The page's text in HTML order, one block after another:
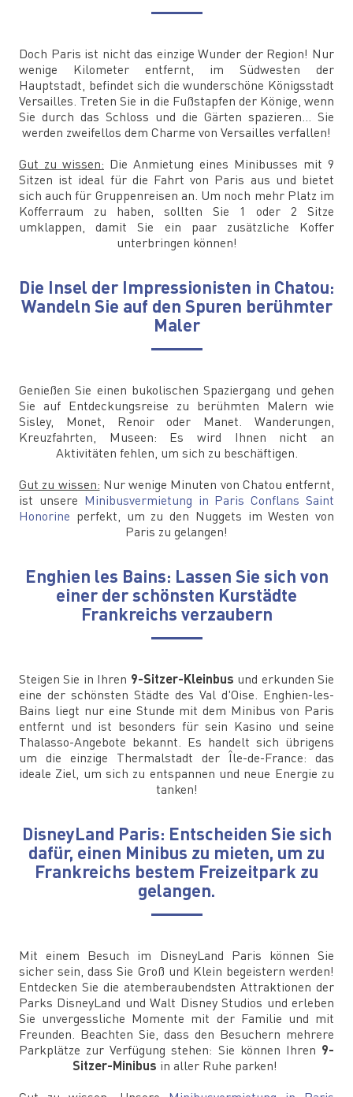
Doch Paris ist nicht das einzige Wunder der Region! Nur
wenige Kilometer entfernt, im Südwesten der
Hauptstadt, befindet sich die wunderschöne Königsstadt
Versailles. Treten Sie in die Fußstapfen der Könige, wenn
Sie durch das Schloss und die Gärten spazieren... Sie
werden zweifellos dem Charme von Versailles verfallen!
Gut zu wissen: Die Anmietung eines Minibusses mit 9
Sitzen ist ideal für die Fahrt von Paris aus und bietet
sich auch für Gruppenreisen an. Um noch mehr Platz im
Kofferraum zu haben, sollten Sie 1 oder 2 Sitze
umklappen, damit Sie ein paar zusätzliche Koffer
unterbringen können!
Die Insel der Impressionisten in Chatou:
Wandeln Sie auf den Spuren berühmter
Maler
Genießen Sie einen bukolischen Spaziergang und gehen
Sie auf Entdeckungsreise zu berühmten Malern wie
Sisley, Monet, Renoir oder Manet. Wanderungen,
Kreuzfahrten, Museen: Es wird Ihnen nicht an
Aktivitäten fehlen, um sich zu beschäftigen.
Gut zu wissen: Nur wenige Minuten von Chatou entfernt,
ist unsere Minibusvermietung in Paris Conflans Saint
Honorine perfekt, um zu den Nuggets im Westen von
Paris zu gelangen!
Enghien les Bains: Lassen Sie sich von
einer der schönsten Kurstädte
Frankreichs verzaubern
Steigen Sie in Ihren 9-Sitzer-Kleinbus und erkunden Sie
eine der schönsten Städte des Val d'Oise. Enghien-les-
Bains liegt nur eine Stunde mit dem Minibus von Paris
entfernt und ist besonders für sein Kasino und seine
Thalasso-Angebote bekannt. Es handelt sich übrigens
um die einzige Thermalstadt der Île-de-France: das
ideale Ziel, um sich zu entspannen und neue Energie zu
tanken!
DisneyLand Paris: Entscheiden Sie sich
dafür, einen Minibus zu mieten, um zu
Frankreichs bestem Freizeitpark zu
gelangen.
Mit einem Besuch im DisneyLand Paris können Sie
sicher sein, dass Sie Groß und Klein begeistern werden!
Entdecken Sie die atemberaubendsten Attraktionen der
Parks DisneyLand und Walt Disney Studios und erleben
Sie unvergessliche Momente mit der Familie und mit
Freunden. Beachten Sie, dass den Besuchern mehrere
Parkplätze zur Verfügung stehen: Sie können Ihren 9-
Sitzer-Minibus in aller Ruhe parken!